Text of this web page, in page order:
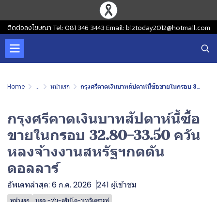
ติดต่อลงโฆษณา Tel: 081 346 3443 Email: biztoday2012@hotmail.com
Home ... หน้าแรก กรุงศรีคาดเงินบาทสัปดาห์นี้ซื้อขายในกรอบ 32.80-33.50 ควันหลงจ้างงานสหรัฐฯกดดันดอลลาร์
กรุงศรีคาดเงินบาทสัปดาห์นี้ซื้อ
ขายในกรอบ 32.80-33.50 ควัน
หลงจ้างงานสหรัฐฯกดดัน
ดอลลาร์
อัพเดทล่าสุด: 6 ก.ค. 2026 241 ผู้เข้าชม
หน้าแรก บลจ.-หุ้น-คริปโต-บทวิเคราะห์